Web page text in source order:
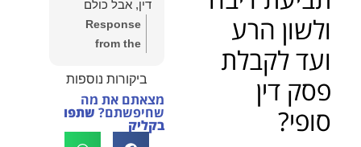
ולשון הרע
ועד לקבלת
פסק דין
סופי?
מעל הכל. נשמח
תמיד לעמוד
לרשותך בהמשך
דין, אבל כולם
נרתעו כי היה
מדובר בנושא
וסירבו לקחת
אותו.לאחר
שסיפרתי בקצרה
Response
from the
רבה על המילים
החמות ועל
האמון. שמחנו
לעמוד לצידך,
ביקורות נוספות
מצאתם את מה
שחיפשתם? שתפו
בקליק